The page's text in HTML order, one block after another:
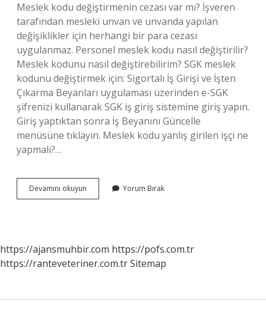
Meslek kodu değiştirmenin cezası var mı? İşveren
tarafından mesleki unvan ve unvanda yapılan
değişiklikler için herhangi bir para cezası
uygulanmaz. Personel meslek kodu nasıl değiştirilir?
Meslek kodunu nasıl değiştirebilirim? SGK meslek
kodunu değiştirmek için: Sigortalı İş Girişi ve İşten
Çıkarma Beyanları uygulaması üzerinden e-SGK
şifrenizi kullanarak SGK iş giriş sistemine giriş yapın.
Giriş yaptıktan sonra İş Beyanını Güncelle
menüsüne tıklayın. Meslek kodu yanlış girilen işçi ne
yapmalı?…
Devamını okuyun
Meslek
Yorum Bırak
https://ajansmuhbir.com https://pofs.com.tr
https://ranteveteriner.com.trSitemap